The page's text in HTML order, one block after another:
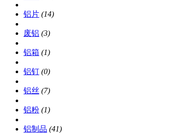
铝片 (14)
废铝 (3)
铝箱 (1)
铝钉 (0)
铝丝 (7)
铝粉 (1)
铝制品 (41)